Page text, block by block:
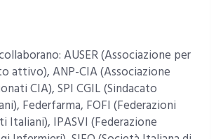
AUSER (Associazione per
attivo), ANP-CIA (Associazione
CIA), SPI CGIL (Sindacato
Federfarma, FOFI (Federazioni
Italiani), IPASVI (Federazione